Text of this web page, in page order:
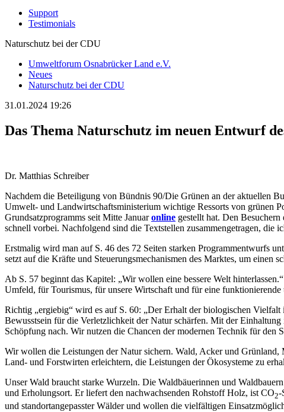
Support
Testimonials
Naturschutz bei der CDU
Umweltforum Osnabrücker Land e.V.
Neues
Naturschutz bei der CDU
31.01.2024 19:26
Das Thema Naturschutz im neuen Entwurf
Dr. Matthias Schreiber
Nachdem die Beteiligung von Bündnis 90/Die Grünen an der aktuellen
Umwelt- und Landwirtschaftsministerium wichtige Ressorts von grünen
Grundsatzprogramms seit Mitte Januaronline gestellt hat. Den
schnell vorbei. Nachfolgend sind die Textstellen zusammengetragen, die
Erstmalig wird man auf S. 46 des 72 Seiten starken Programmentwurfs
setzt auf die Kräfte und Steuerungsmechanismen des Marktes, um einen
Ab S. 57 beginnt das Kapitel: „Wir wollen eine bessere Welt
Umfeld, für Tourismus, für unsere Wirtschaft und für eine
Richtig „ergiebig“ wird es auf S. 60: „Der Erhalt der biologischen
Bewusstsein für die Verletzlichkeit der Natur schärfen. Mit der
Schöpfung nach. Wir nutzen die Chancen der modernen Technik für den
Wir wollen die Leistungen der Natur sichern. Wald, Acker und
Land- und Forstwirten erleichtern, die Leistungen der Ökosysteme zu
Unser Wald braucht starke Wurzeln. Die Waldbäuerinnen und
und Erholungsort. Er liefert den nachwachsenden Rohstoff Holz, ist CO2-
und standortangepasster Wälder und wollen die vielfältigen